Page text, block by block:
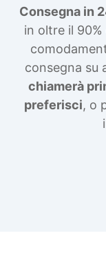
Consegna in
in oltre il
consegna su
chiamerà
preferisci, o